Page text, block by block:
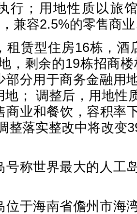
行；用地性质以旅
兼容2.5%的零售商
赁型住房16栋，酒
，剩余的19栋招商
部分用于商务金融用
地； 调整后，用地性
商业和餐饮，容积率
整落实整改中将改变
世界最大的人工
海南省儋州市海